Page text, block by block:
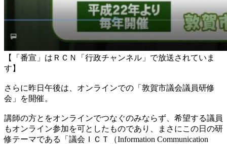
【「番宣」はＲＣＮ「行政チャンネル」で放送されていま
す】
さらに昨日午後は、オンラインでの「敦賀市議会議員研修
会」を開催。
講師の方とをオンラインでつなぐのみならず、希望する議員
もオンライン参加を可としたものであり、まさにこの日の研
修テーマである「議会ＩＣＴ（Information Communication